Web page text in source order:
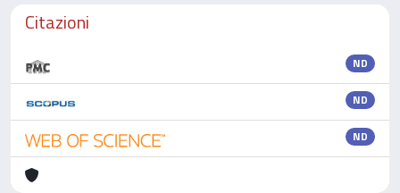
Citazioni
ND
ND
ND